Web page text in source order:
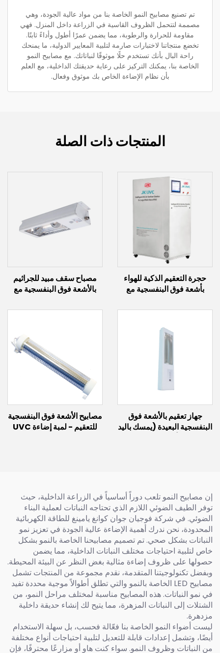
تم تصنيع مصابيح النمو الخاصة بنا من مواد عالية الجودة، وهي
مصممة لتتحمل الظروف القاسية في الزراعة داخل المنزل. فهي
مقاومة للحرارة والرطوبة، مما يضمن عمرًا أطول وأداءً ثابتًا.
تخضع منتجاتنا لاختبارات صارمة لتلبية المعايير الدولية، ما يمنحك
راحة البال بأنك تستخدم حلًا موثوقًا لنباتاتك. مع مصابيح النمو
الخاصة بنا، يمكنك التركيز على رعاية حديقتك الداخلية، مع العلم
بأن نظام الإضاءة الخاص بك موثوق وفعال.
المنتجات ذات الصلة
حجرة التعقيم الذكية للهواء
بأشعة فوق البنفسجية مع
12 كيلوواط)
مصباح سقف مبيد للجراثيم
بالأشعة فوق البنفسجية مع
300 واط)
جهاز تعقيم بالأشعة فوق
البنفسجية البعيدة (يمسك باليد
مصابيح الأشعة فوق البنفسجية
للتعقيم - لمبة إضاءة UVC
إن مصابيح النمو تلعب دوراً أساسياً في الزراعة الداخلية، حيث
توفر الطيف الضوئي اللازم الذي تحتاجه النباتات لعملية البناء
الضوئي. في شركة فوجيان جوان كوانغ يامينغ للطاقة الكهربائية
المحدودة، نحن ندرك أهمية الإضاءة عالية الجودة في تعزيز نمو
النباتات بشكل صحي. تم تصميم مصابيحنا الخاصة بالنمو بشكل
خاص لتلبية احتياجات مختلف النباتات الداخلية، مما يضمن
حصولها على ظروف إضاءة مثالية بغض النظر عن البيئة المحيطة.
وبفضل تكنولوجيتنا المتقدمة، نقدم مجموعة من المنتجات تشمل
مصابيح LED الخاصة بالنمو والتي تطلق أطوالاً موجية محددة تفيد
في نمو النباتات. هذه المصابيح مناسبة لمختلف مراحل النمو، من
الشتلات إلى النباتات المزهرة، مما يتيح لك إنشاء حديقة داخلية
مزدهرة.
ليست أضواء النمو الخاصة بنا فعّالة فحسب، بل سهلة الاستخدام
أيضًا، وتشمل إعدادات قابلة للتعديل لتلبية احتياجات أنواع مختلفة
من النباتات وظروف النمو. سواء كنت هاوٍ أو مزارعًا محترفًا، فإن